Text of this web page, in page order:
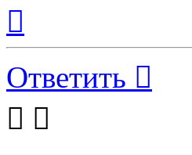
началу
Ответить